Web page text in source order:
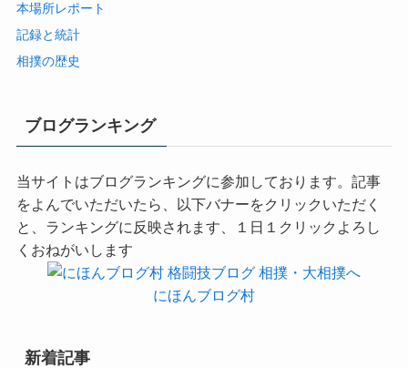
本場所レポート
記録と統計
相撲の歴史
ブログランキング
当サイトはブログランキングに参加しております。記事
をよんでいただいたら、以下バナーをクリックいただく
と、ランキングに反映されます、１日１クリックよろし
くおねがいします
にほんブログ村
新着記事